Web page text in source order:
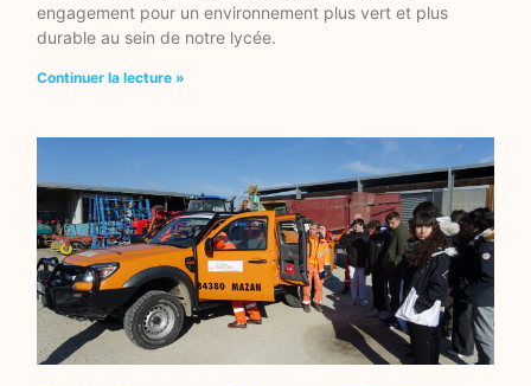
engagement pour un environnement plus vert et plus
durable au sein de notre lycée.
Continuer la lecture »